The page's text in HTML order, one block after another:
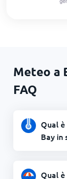
Meteo a
FAQ
Qual
Bay in
Qual